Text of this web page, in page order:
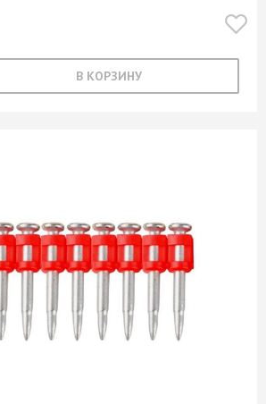
В КОРЗИНУ